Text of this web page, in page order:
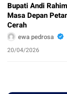
Bupati Andi
Masa Depan
Cerah
ewa pedrosa
20/04/2026